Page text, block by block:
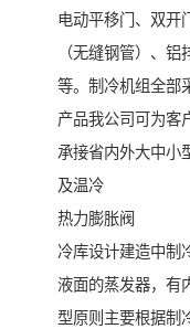
电动平移门、双开
（无缝钢管）、
等。制冷机组全部
产品我公司可为客
承接省内外大中小
及温冷
热力膨胀阀
冷库设计建造中制
液面的蒸发器，有
型原则主要根据制